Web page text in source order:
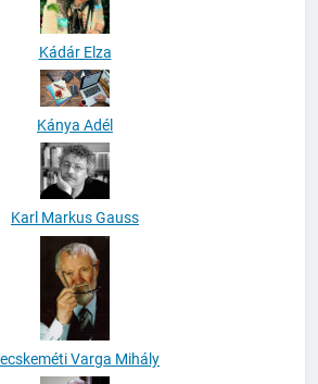
Kádár Elza
Kánya Adél
Karl Markus Gauss
Varga Mihály